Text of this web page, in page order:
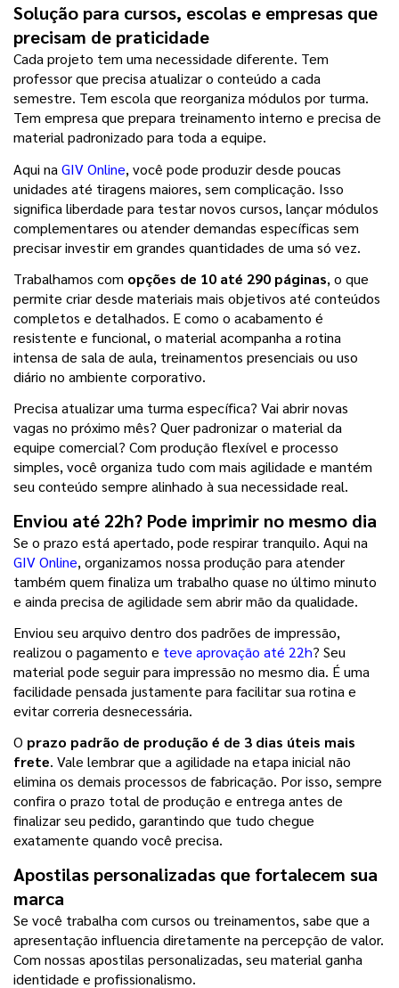
Solução para cursos, escolas e empresas que
precisam de praticidade
Cada projeto tem uma necessidade diferente. Tem
professor que precisa atualizar o conteúdo a cada
semestre. Tem escola que reorganiza módulos por turma.
Tem empresa que prepara treinamento interno e precisa de
material padronizado para toda a equipe.
Aqui na GIV Online, você pode produzir desde poucas
unidades até tiragens maiores, sem complicação. Isso
significa liberdade para testar novos cursos, lançar módulos
complementares ou atender demandas específicas sem
precisar investir em grandes quantidades de uma só vez.
Trabalhamos com opções de 10 até 290 páginas, o que
permite criar desde materiais mais objetivos até conteúdos
completos e detalhados. E como o acabamento é
resistente e funcional, o material acompanha a rotina
intensa de sala de aula, treinamentos presenciais ou uso
diário no ambiente corporativo.
Precisa atualizar uma turma específica? Vai abrir novas
vagas no próximo mês? Quer padronizar o material da
equipe comercial? Com produção flexível e processo
simples, você organiza tudo com mais agilidade e mantém
seu conteúdo sempre alinhado à sua necessidade real.
Enviou até 22h? Pode imprimir no mesmo dia
GIV Online, organizamos nossa produção para atender
também quem finaliza um trabalho quase no último minuto
e ainda precisa de agilidade sem abrir mão da qualidade.
Enviou seu arquivo dentro dos padrões de impressão,
realizou o pagamento e teve aprovação até 22h? Seu
material pode seguir para impressão no mesmo dia. É uma
facilidade pensada justamente para facilitar sua rotina e
evitar correria desnecessária.
O prazo padrão de produção é de 3 dias úteis mais
frete. Vale lembrar que a agilidade na etapa inicial não
elimina os demais processos de fabricação. Por isso, sempre
confira o prazo total de produção e entrega antes de
finalizar seu pedido, garantindo que tudo chegue
exatamente quando você precisa.
Apostilas personalizadas que fortalecem sua
marca
Se você trabalha com cursos ou treinamentos, sabe que a
apresentação influencia diretamente na percepção de valor.
Com nossas apostilas personalizadas, seu material ganha
identidade e profissionalismo.